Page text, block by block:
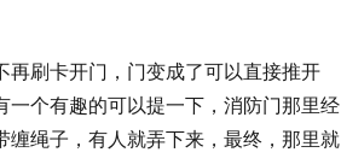
刷卡开门，门变成了可以直接推开
个有趣的可以提一下，消防门那里经
绳子，有人就弄下来，最终，那里就